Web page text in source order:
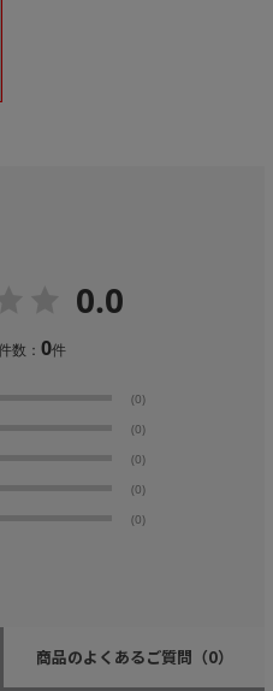
0.0
数：0件
(0)
(0)
(0)
(0)
(0)
商品のよくあるご質問 （0）